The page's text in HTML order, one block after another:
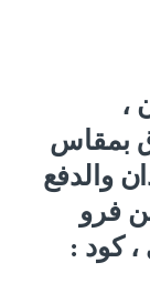
،
بمقاس
والدفع
فرو
، كود :